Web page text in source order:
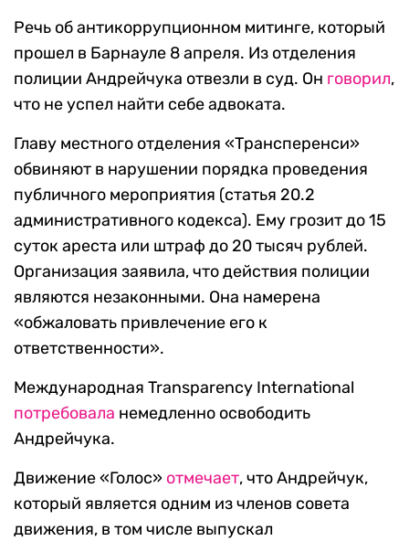
Речь об антикоррупционном митинге, который
прошел в Барнауле 8 апреля. Из отделения
полиции Андрейчука отвезли в суд. Он говорил,
что не успел найти себе адвоката.
Главу местного отделения «Трансперенси»
обвиняют в нарушении порядка проведения
публичного мероприятия (статья 20.2
административного кодекса). Ему грозит до 15
суток ареста или штраф до 20 тысяч рублей.
Организация заявила, что действия полиции
являются незаконными. Она намерена
«обжаловать привлечение его к
ответственности».
Международная Transparency International
потребовала немедленно освободить
Андрейчука.
Движение «Голос» отмечает, что Андрейчук,
который является одним из членов совета
движения, в том числе выпускал